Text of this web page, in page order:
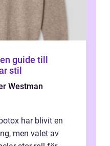
stil
Westman
har blivit en
men valet av